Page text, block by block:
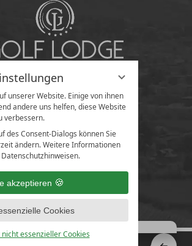
unserer Website. Einige von ihnen
andere uns helfen, diese Website
verbessern.
des Consent-Dialogs können Sie
ändern. Weitere Informationen
akzeptieren
Cookies
essenzieller Cookies